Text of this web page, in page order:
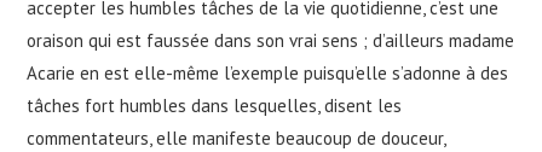
accepter les humbles tâches de la vie quotidienne, c’est une
oraison qui est faussée dans son vrai sens ; d’ailleurs madame
Acarie en est elle-même l’exemple puisqu’elle s’adonne à des
tâches fort humbles dans lesquelles, disent les
commentateurs, elle manifeste beaucoup de douceur,